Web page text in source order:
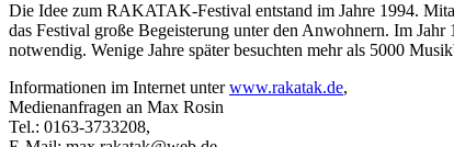
Die Idee zum RAKATAK-Festival entstand im Jahre 1994.
das Festival große Begeisterung unter den Anwohnern. Im
notwendig. Wenige Jahre später besuchten mehr als 5000
Informationen im Internet unterwww.rakatak.de,
Medienanfragen an Max Rosin
Tel.: 0163-3733208,